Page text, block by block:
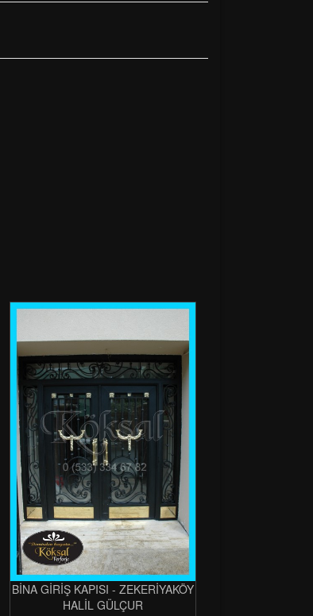
BİNA GİRİŞ KAPISI - ZEKERİYAKÖY
HALİL GÜLÇUR